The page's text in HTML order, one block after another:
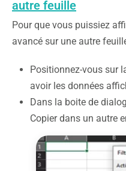
autre feuille
Pour que vous puissiez
avancé sur une autre
Positionnez-vous sur
avoir les données
Dans la boite de
Copier dans un autre